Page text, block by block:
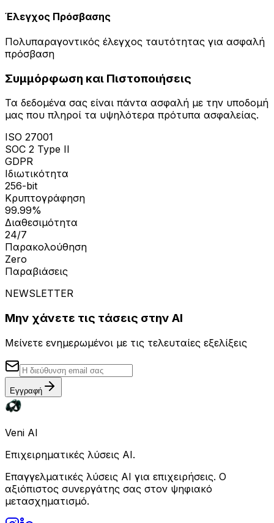
Έλεγχος Πρόσβασης
Πολυπαραγοντικός έλεγχος ταυτότητας για ασφαλή
πρόσβαση
Συμμόρφωση και Πιστοποιήσεις
Τα δεδομένα σας είναι πάντα ασφαλή με την υποδομή
μας που πληροί τα υψηλότερα πρότυπα ασφαλείας.
ISO 27001
SOC 2 Type II
GDPR
Ιδιωτικότητα
256-bit
Κρυπτογράφηση
99.99%
Διαθεσιμότητα
24/7
Παρακολούθηση
Zero
Παραβιάσεις
NEWSLETTER
Μην χάνετε τις τάσεις στην AI
Μείνετε ενημερωμένοι με τις τελευταίες εξελίξεις
Εγγραφή
Veni AI
Επιχειρηματικές λύσεις AI.
Επαγγελματικές λύσεις AI για επιχειρήσεις. Ο
αξιόπιστος συνεργάτης σας στον ψηφιακό
μετασχηματισμό.